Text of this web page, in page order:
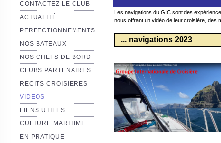
CONTACTEZ LE CLUB
ACTUALITÉ
PERFECTIONNEMENTS
NOS BATEAUX
NOS CHEFS DE BORD
CLUBS PARTENAIRES
RECITS CROISIERES
VIDEOS
LIENS UTILES
CULTURE MARITIME
EN PRATIQUE
Les navigations du GIC sont des
nous offrant un vidéo de leur croisière, des
... navigations 2023